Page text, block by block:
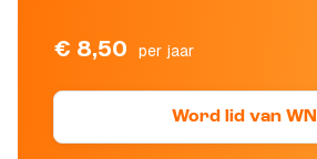
€ 8,50 per jaar
Word lid van